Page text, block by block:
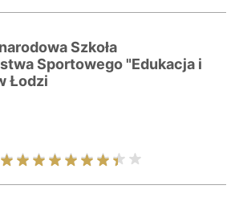
Szkoła
Sportowego "Edukacja i
Łodzi